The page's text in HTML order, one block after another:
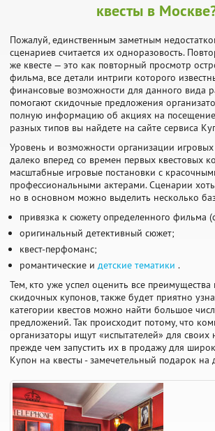
квесты в
Пожалуй, единственным заметным
сценариев считается их одноразовость.
же квесте — это как повторный просмотр
фильма, все детали интриги которого
финансовые возможности для данного вида
помогают скидочные предложения
полную информацию об акциях на
разных типов вы найдете на сайте сервиса
Уровень и возможности организации
далеко вперед со времен первых квестовых
масштабные игровые постановки с
профессиональными актерами. Сценарии
но в основном можно выделить несколько
привязка к сюжету определенного фильма
оригинальный детективный сюжет;
квест-перфоманс;
романтические и детские тематики .
Тем, кто уже успел оценить все
скидочных купонов, также будет приятно
категории квестов можно найти большое
предложений. Так происходит потому, что
организаторы ищут «испытателей» для своих
прежде чем запустить их в продажу для
Купон на квесты - замечетельный подарок